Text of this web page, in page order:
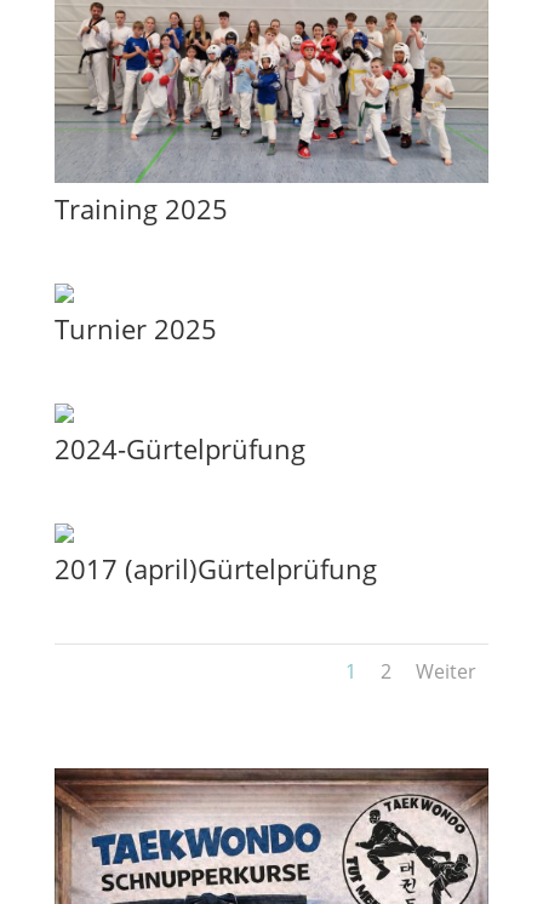
Training 2025
Turnier 2025
2024-Gürtelprüfung
2017 (april)Gürtelprüfung
1 2 Weiter